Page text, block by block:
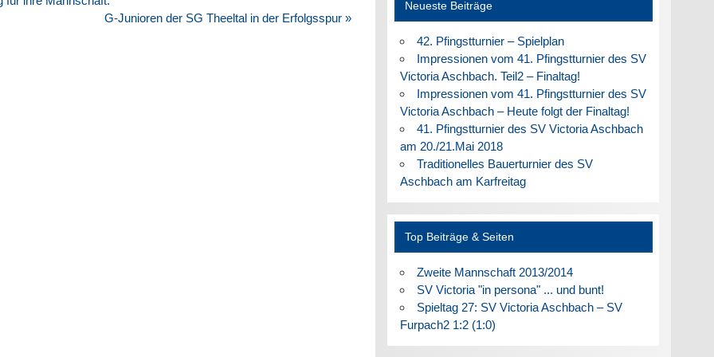
G-Junioren der SG Theeltal in der Erfolgsspur »
Neueste Beiträge
42. Pfingstturnier – Spielplan
Impressionen vom 41. Pfingstturnier des SV
Victoria Aschbach. Teil2 – Finaltag!
Impressionen vom 41. Pfingstturnier des SV
Victoria Aschbach – Heute folgt der Finaltag!
41. Pfingstturnier des SV Victoria Aschbach
am 20./21.Mai 2018
Traditionelles Bauerturnier des SV
Aschbach am Karfreitag
Top Beiträge & Seiten
Zweite Mannschaft 2013/2014
SV Victoria "in persona" ... und bunt!
Spieltag 27: SV Victoria Aschbach – SV
Furpach2 1:2 (1:0)